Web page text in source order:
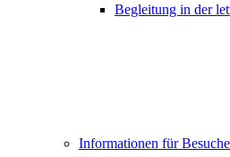
Begleitung in der
Informationen für